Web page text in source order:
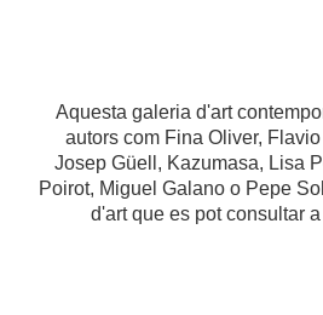
Aquesta galeria d'art
autors com Fina Oliver,
Josep Güell, Kazumasa, Lisa
Poirot, Miguel Galano o Pepe
d'art que es pot consultar